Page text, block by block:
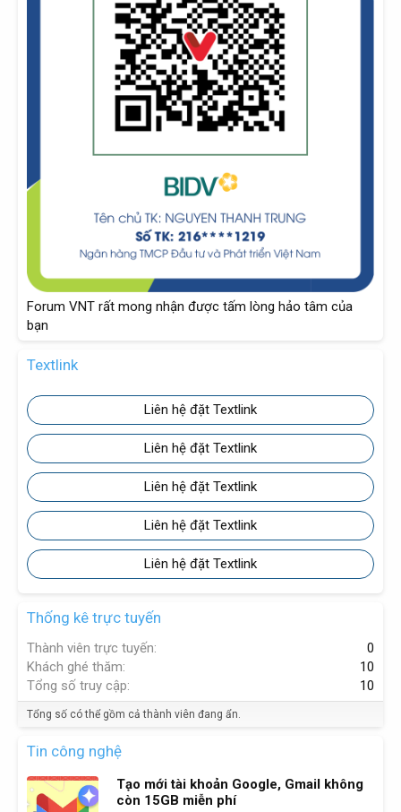
Forum VNT rất mong nhận được tấm lòng hảo tâm của
bạn
Textlink
Liên hệ đặt Textlink
Liên hệ đặt Textlink
Liên hệ đặt Textlink
Liên hệ đặt Textlink
Liên hệ đặt Textlink
Thống kê trực tuyến
Thành viên trực tuyến
0
Khách ghé thăm
10
Tổng số truy cập
10
Tổng số có thể gồm cả thành viên đang ẩn.
Tin công nghệ
Tạo mới tài khoản Google, Gmail không
còn 15GB miễn phí